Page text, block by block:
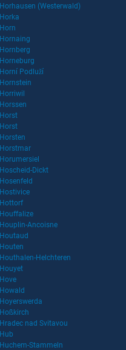
Horhausen (Westerwald)
Horka
Horn
Hornaing
Hornberg
Horneburg
Horní Podluží
Hornstein
Horriwil
Horssen
Horst
Horst
Horsten
Horstmar
Horumersiel
Hoscheid-Dickt
Hosenfeld
Hostivice
Hottorf
Houffalize
Houplin-Ancoisne
Houtaud
Houten
Houthalen-Helchteren
Houyet
Hove
Howald
Hoyerswerda
Hoßkirch
Hradec nad Svitavou
Hub
Huchem-Stammeln